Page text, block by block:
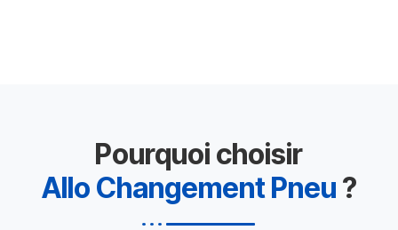
Pourquoi choisir
Allo Changement Pneu ?